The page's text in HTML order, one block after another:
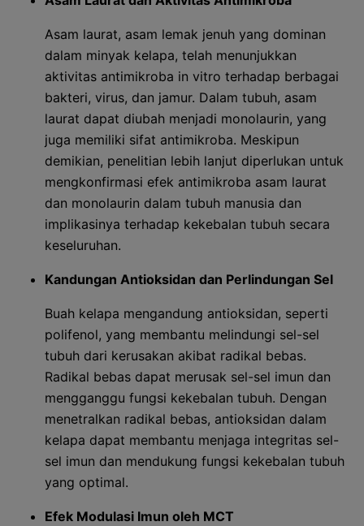
Asam laurat, asam lemak jenuh yang dominan
dalam minyak kelapa, telah menunjukkan
aktivitas antimikroba in vitro terhadap berbagai
bakteri, virus, dan jamur. Dalam tubuh, asam
laurat dapat diubah menjadi monolaurin, yang
juga memiliki sifat antimikroba. Meskipun
demikian, penelitian lebih lanjut diperlukan untuk
mengkonfirmasi efek antimikroba asam laurat
dan monolaurin dalam tubuh manusia dan
implikasinya terhadap kekebalan tubuh secara
keseluruhan.
Kandungan Antioksidan dan Perlindungan Sel
Buah kelapa mengandung antioksidan, seperti
polifenol, yang membantu melindungi sel-sel
tubuh dari kerusakan akibat radikal bebas.
Radikal bebas dapat merusak sel-sel imun dan
mengganggu fungsi kekebalan tubuh. Dengan
menetralkan radikal bebas, antioksidan dalam
kelapa dapat membantu menjaga integritas sel-
sel imun dan mendukung fungsi kekebalan tubuh
yang optimal.
Efek Modulasi Imun oleh MCT